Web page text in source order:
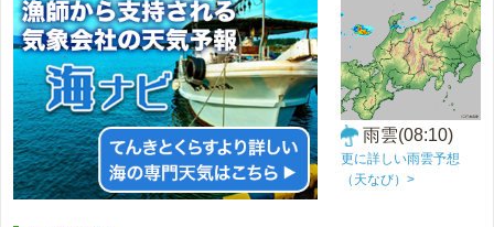
雨雲(08:10)
更に詳しい雨雲予想
（天なび）>